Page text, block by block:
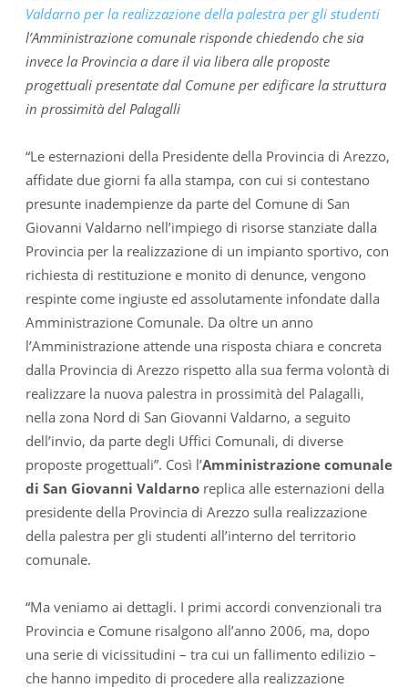
Valdarno per la realizzazione della palestra per gli studenti
l’Amministrazione comunale risponde chiedendo che sia
invece la Provincia a dare il via libera alle proposte
progettuali presentate dal Comune per edificare la struttura
in prossimità del Palagalli
“Le esternazioni della Presidente della Provincia di Arezzo,
affidate due giorni fa alla stampa, con cui si contestano
presunte inadempienze da parte del Comune di San
Giovanni Valdarno nell’impiego di risorse stanziate dalla
Provincia per la realizzazione di un impianto sportivo, con
richiesta di restituzione e monito di denunce, vengono
respinte come ingiuste ed assolutamente infondate dalla
Amministrazione Comunale. Da oltre un anno
l’Amministrazione attende una risposta chiara e concreta
dalla Provincia di Arezzo rispetto alla sua ferma volontà di
realizzare la nuova palestra in prossimità del Palagalli,
nella zona Nord di San Giovanni Valdarno, a seguito
dell’invio, da parte degli Uffici Comunali, di diverse
proposte progettuali”. Così l’Amministrazione comunale
di San Giovanni Valdarnoreplica alle esternazioni della
presidente della Provincia di Arezzo sulla realizzazione
della palestra per gli studenti all’interno del territorio
comunale.
“Ma veniamo ai dettagli. I primi accordi convenzionali tra
Provincia e Comune risalgono all’anno 2006, ma, dopo
una serie di vicissitudini – tra cui un fallimento edilizio –
che hanno impedito di procedere alla realizzazione